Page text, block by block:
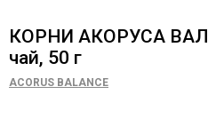
КОРНИ АКОРУСА
чай, 50 г
ACORUS BALANCE